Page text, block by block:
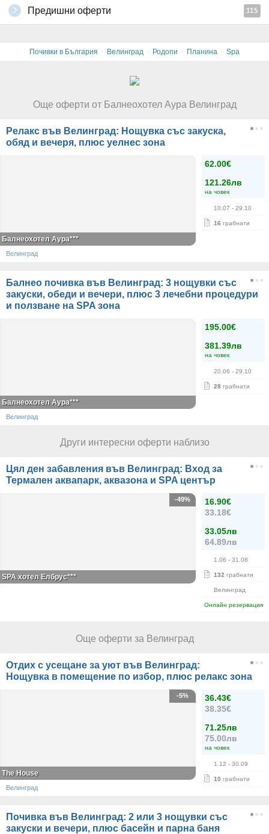
Предишни оферти 115
Почивки в България · Велинград · Родопи · Планина · Spa
Още оферти от Балнеохотел Аура Велинград
Релакс във Велинград: Нощувка със закуска,
обяд и вечеря, плюс уелнес зона
62.00€
121.26лв
на човек
10.07 - 29.10
16 грабнати
Балнеохотел Аура***
Велинград
Балнео почивка във Велинград: 3 нощувки със
закуски, обеди и вечери, плюс 3 лечебни процедури
и ползване на SPA зона
195.00€
381.39лв
на човек
20.06 - 29.10
28 грабнати
Балнеохотел Аура***
Велинград
Други интересни оферти наблизо
Цял ден забавления във Велинград: Вход за
Термален аквапарк, аквазона и SPA център
16.90€
33.18€
33.05лв
64.89лв
1.06 - 31.08
132 грабнати
Велинград
Онлайн резервация
-49%
SPA хотел Елбрус***
Още оферти за Велинград
Отдих с усещане за уют във Велинград:
Нощувка в помещение по избор, плюс релакс зона
36.43€
38.35€
71.25лв
75.00лв
на човек
1.12 - 30.09
10 грабнати
-5%
The House
Велинград
Почивка във Велинград: 2 или 3 нощувки със
закуски и вечери, плюс басейн и парна баня